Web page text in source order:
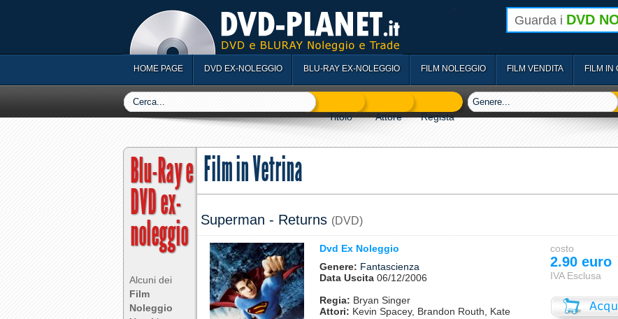
Guarda i DVD
;
HOME PAGE DVD EX-NOLEGGIO BLU-RAY EX-NOLEGGIO FILM NOLEGGIO FILM VENDITA FILM IN
Blu-Ray e
DVD ex-
noleggio
Alcuni dei
Film
Noleggio
Film in Vetrina
Superman - Returns (DVD)
Dvd Ex Noleggio
Genere: Fantascienza
Data Uscita 06/12/2006
Regia: Bryan Singer
Attori: Kevin Spacey, Brandon Routh, Kate
costo
2.90 euro
IVA Esclusa